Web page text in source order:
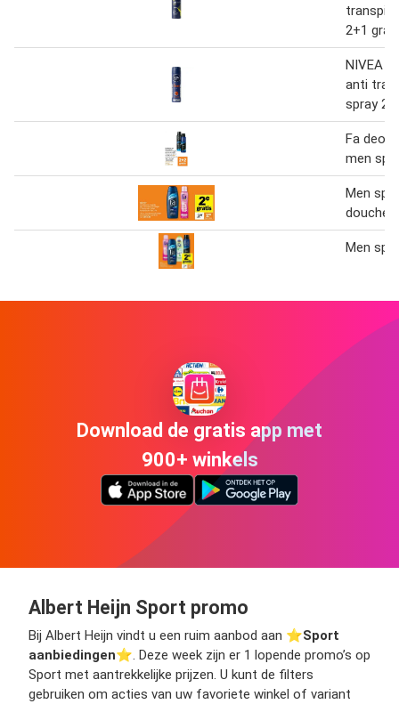
2+1
NIVEA
anti
spray
Fa
men
Men
Men
Download de gratis app met
900+ winkels
Albert Heijn Sport promo
Bij Albert Heijn vindt u een ruim aanbod aan ⭐️Sport
aanbiedingen⭐️. Deze week zijn er 1 lopende promo’s op
Sport met aantrekkelijke prijzen. U kunt de filters
gebruiken om acties van uw favoriete winkel of variant